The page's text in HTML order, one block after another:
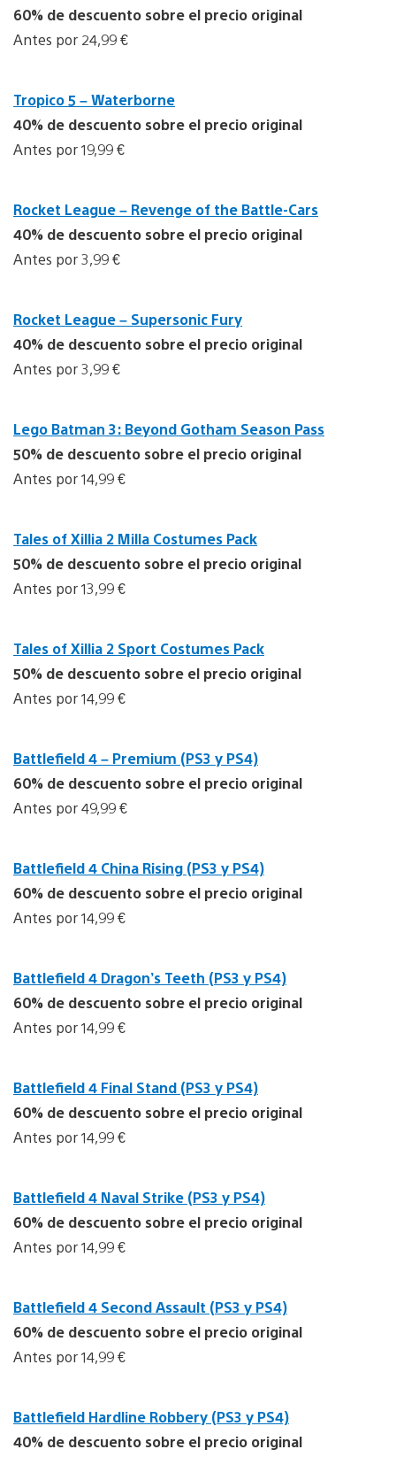
60% de descuento sobre el precio original
Antes por 24,99 €
Tropico 5 – Waterborne
40% de descuento sobre el precio original
Antes por 19,99 €
Rocket League – Revenge of the Battle-Cars
40% de descuento sobre el precio original
Antes por 3,99 €
Rocket League – Supersonic Fury
40% de descuento sobre el precio original
Antes por 3,99 €
Lego Batman 3: Beyond Gotham Season Pass
50% de descuento sobre el precio original
Antes por 14,99 €
Tales of Xillia 2 Milla Costumes Pack
50% de descuento sobre el precio original
Antes por 13,99 €
Tales of Xillia 2 Sport Costumes Pack
50% de descuento sobre el precio original
Antes por 14,99 €
Battlefield 4 – Premium (PS3 y PS4)
60% de descuento sobre el precio original
Antes por 49,99 €
Battlefield 4 China Rising (PS3 y PS4)
60% de descuento sobre el precio original
Antes por 14,99 €
Battlefield 4 Dragon’s Teeth (PS3 y PS4)
60% de descuento sobre el precio original
Antes por 14,99 €
Battlefield 4 Final Stand (PS3 y PS4)
60% de descuento sobre el precio original
Antes por 14,99 €
Battlefield 4 Naval Strike (PS3 y PS4)
60% de descuento sobre el precio original
Antes por 14,99 €
Battlefield 4 Second Assault (PS3 y PS4)
60% de descuento sobre el precio original
Antes por 14,99 €
Battlefield Hardline Robbery (PS3 y PS4)
40% de descuento sobre el precio original